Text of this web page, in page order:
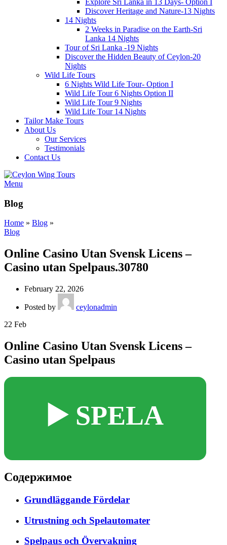
Explore Sri Lanka in 13 Days- Option I
Discover Heritage and Nature-13 Nights
14 Nights
2 Weeks in Paradise on the Earth-Sri
Lanka 14 Nights
Tour of Sri Lanka -19 Nights
Discover the Hidden Beauty of Ceylon-20
Nights
Wild Life Tours
6 Nights Wild Life Tour- Option I
Wild Life Tour 6 Nights Option II
Wild Life Tour 9 Nights
Wild Life Tour 14 Nights
Tailor Make Tours
About Us
Our Services
Testimonials
Contact Us
Menu
Blog
Home » Blog »
Blog
Online Casino Utan Svensk Licens –
Casino utan Spelpaus.30780
February 22, 2026
Posted by
ceylonadmin
22 Feb
Online Casino Utan Svensk Licens –
Casino utan Spelpaus
▶️ SPELA
Содержимое
Grundläggande Fördelar
Utrustning och Spelautomater
Spelpaus och Övervakning